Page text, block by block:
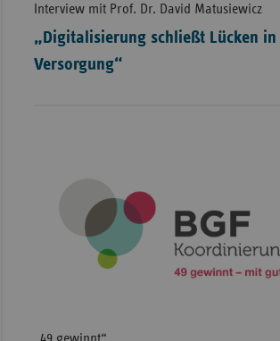
Interview mit Prof. Dr. David Matusiewicz
„Digitalisierung schließt Lücken in
Versorgung“